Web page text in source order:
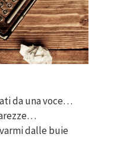
da una voce…
dalle buie